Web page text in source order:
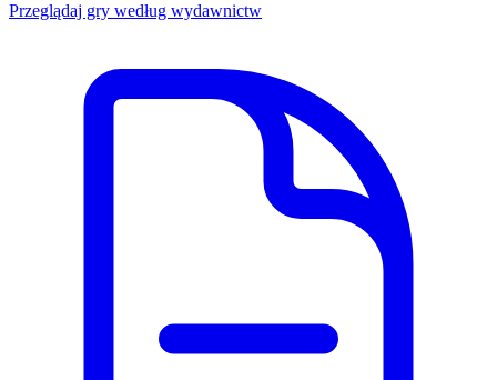
Przeglądaj gry według wydawnictw